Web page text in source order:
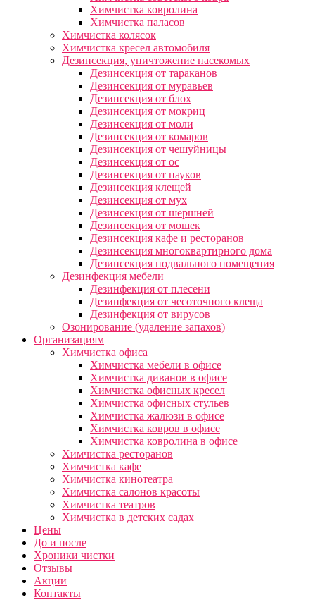
Химчистка ковролина
Химчистка паласов
Химчистка колясок
Химчистка кресел автомобиля
Дезинсекция, уничтожение насекомых
Дезинсекция от тараканов
Дезинсекция от муравьев
Дезинсекция от блох
Дезинсекция от мокриц
Дезинсекция от моли
Дезинсекция от комаров
Дезинсекция от чешуйницы
Дезинсекция от ос
Дезинсекция от пауков
Дезинсекция клещей
Дезинсекция от мух
Дезинсекция от шершней
Дезинсекция от мошек
Дезинсекция кафе и ресторанов
Дезинсекция многоквартирного дома
Дезинсекция подвального помещения
Дезинфекция мебели
Дезинфекция от плесени
Дезинфекция от чесоточного клеща
Дезинфекция от вирусов
Озонирование (удаление запахов)
Организациям
Химчистка офиса
Химчистка мебели в офисе
Химчистка диванов в офисе
Химчистка офисных кресел
Химчистка офисных стульев
Химчистка жалюзи в офисе
Химчистка ковров в офисе
Химчистка ковролина в офисе
Химчистка ресторанов
Химчистка кафе
Химчистка кинотеатра
Химчистка салонов красоты
Химчистка театров
Химчистка в детских садах
Цены
До и после
Хроники чистки
Отзывы
Акции
Контакты